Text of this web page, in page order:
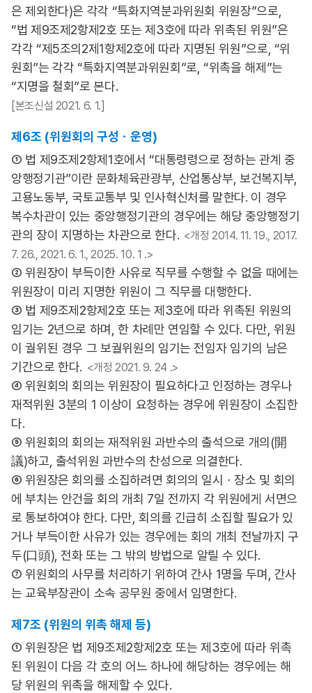
은 제외한다)은 각각 “특화지역분과위원회 위원장”으로,
“법 제9조제2항제2호 또는 제3호에 따라 위촉된 위원”은
각각 “제5조의2제1항제2호에 따라 지명된 위원”으로, “위
원회”는 각각 “특화지역분과위원회”로, “위촉을 해제”는
“지명을 철회”로 본다.
[본조신설 2021. 6. 1.]
제6조 (위원회의 구성ㆍ운영)
① 법 제9조제2항제1호에서 “대통령령으로 정하는 관계 중
앙행정기관”이란 문화체육관광부, 산업통상부, 보건복지부,
고용노동부, 국토교통부 및 인사혁신처를 말한다. 이 경우
복수차관이 있는 중앙행정기관의 경우에는 해당 중앙행정기
관의 장이 지명하는 차관으로 한다. <개정 2014. 11. 19., 2017.
7. 26., 2021. 6. 1., 2025. 10. 1 .>
② 위원장이 부득이한 사유로 직무를 수행할 수 없을 때에는
위원장이 미리 지명한 위원이 그 직무를 대행한다.
③ 법 제9조제2항제2호 또는 제3호에 따라 위촉된 위원의
임기는 2년으로 하며, 한 차례만 연임할 수 있다. 다만, 위원
이 궐위된 경우 그 보궐위원의 임기는 전임자 임기의 남은
기간으로 한다. <개정 2021. 9. 24 .>
④ 위원회의 회의는 위원장이 필요하다고 인정하는 경우나
재적위원 3분의 1 이상이 요청하는 경우에 위원장이 소집한
다.
⑤ 위원회의 회의는 재적위원 과반수의 출석으로 개의(開
議)하고, 출석위원 과반수의 찬성으로 의결한다.
⑥ 위원장은 회의를 소집하려면 회의의 일시ㆍ장소 및 회의
에 부치는 안건을 회의 개최 7일 전까지 각 위원에게 서면으
로 통보하여야 한다. 다만, 회의를 긴급히 소집할 필요가 있
거나 부득이한 사유가 있는 경우에는 회의 개최 전날까지 구
두(口頭), 전화 또는 그 밖의 방법으로 알릴 수 있다.
⑦ 위원회의 사무를 처리하기 위하여 간사 1명을 두며, 간사
는 교육부장관이 소속 공무원 중에서 임명한다.
제7조 (위원의 위촉 해제 등)
① 위원장은 법 제9조제2항제2호 또는 제3호에 따라 위촉
된 위원이 다음 각 호의 어느 하나에 해당하는 경우에는 해
당 위원의 위촉을 해제할 수 있다.